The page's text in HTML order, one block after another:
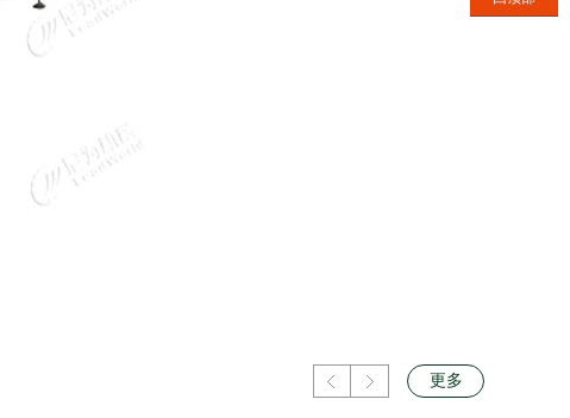
更多